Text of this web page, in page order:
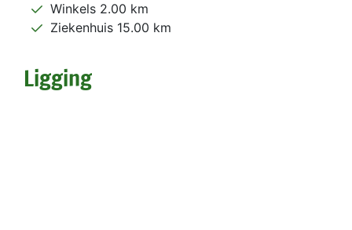
Winkels 2.00 km
Ziekenhuis 15.00 km
Ligging